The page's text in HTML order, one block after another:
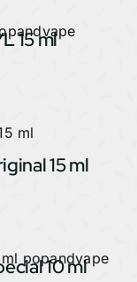
15 ml
15 ml
10 ml